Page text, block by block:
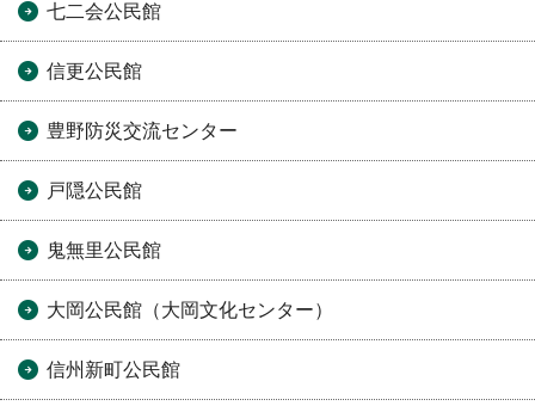
七二会公民館
信更公民館
豊野防災交流センター
戸隠公民館
鬼無里公民館
大岡公民館（大岡文化センター）
信州新町公民館